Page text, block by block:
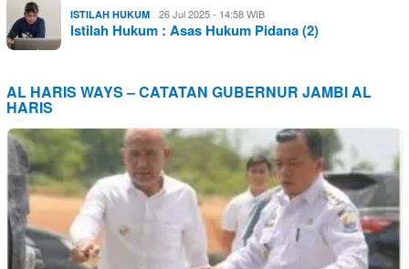
ISTILAH HUKUM 26 Jul 2025 - 14:58 WIB
Istilah Hukum : Asas Hukum Pidana (2)
AL HARIS WAYS – CATATAN GUBERNUR JAMBI AL
HARIS